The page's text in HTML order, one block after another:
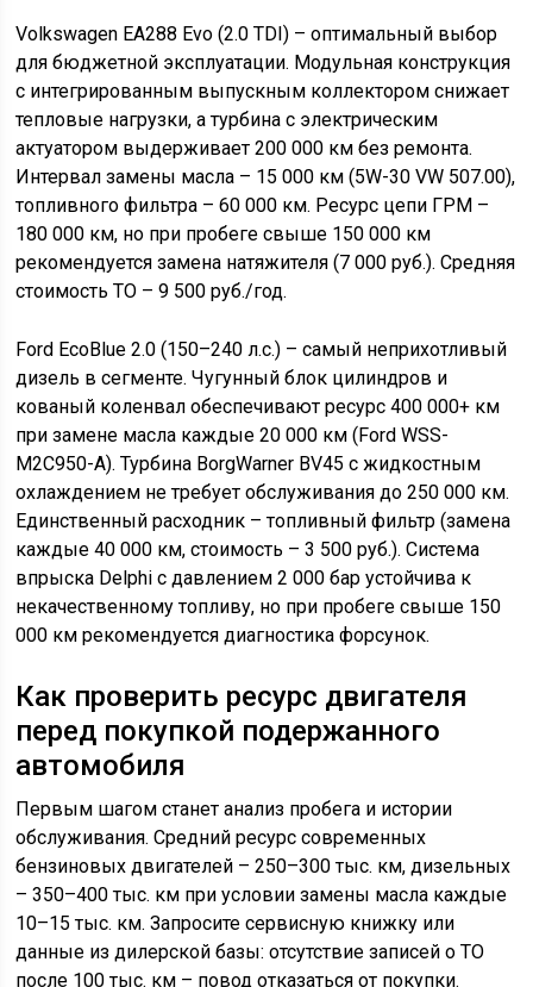
Volkswagen EA288 Evo (2.0 TDI) – оптимальный выбор
для бюджетной эксплуатации. Модульная конструкция
с интегрированным выпускным коллектором снижает
тепловые нагрузки, а турбина с электрическим
актуатором выдерживает 200 000 км без ремонта.
Интервал замены масла – 15 000 км (5W-30 VW 507.00),
топливного фильтра – 60 000 км. Ресурс цепи ГРМ –
180 000 км, но при пробеге свыше 150 000 км
рекомендуется замена натяжителя (7 000 руб.). Средняя
стоимость ТО – 9 500 руб./год.
Ford EcoBlue 2.0 (150–240 л.с.) – самый неприхотливый
дизель в сегменте. Чугунный блок цилиндров и
кованый коленвал обеспечивают ресурс 400 000+ км
при замене масла каждые 20 000 км (Ford WSS-
M2C950-A). Турбина BorgWarner BV45 с жидкостным
охлаждением не требует обслуживания до 250 000 км.
Единственный расходник – топливный фильтр (замена
каждые 40 000 км, стоимость – 3 500 руб.). Система
впрыска Delphi с давлением 2 000 бар устойчива к
некачественному топливу, но при пробеге свыше 150
000 км рекомендуется диагностика форсунок.
Как проверить ресурс двигателя
перед покупкой подержанного
автомобиля
Первым шагом станет анализ пробега и истории
обслуживания. Средний ресурс современных
бензиновых двигателей – 250–300 тыс. км, дизельных
– 350–400 тыс. км при условии замены масла каждые
10–15 тыс. км. Запросите сервисную книжку или
данные из дилерской базы: отсутствие записей о ТО
после 100 тыс. км – повод отказаться от покупки.